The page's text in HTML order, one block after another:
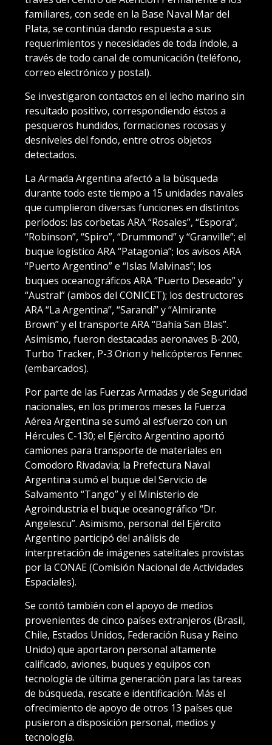
familiares, con sede en la Base Naval Mar del
Plata, se continúa dando respuesta a sus
requerimientos y necesidades de toda índole, a
través de todo canal de comunicación (teléfono,
correo electrónico y postal).
Se investigaron contactos en el lecho marino sin
resultado positivo, correspondiendo éstos a
pesqueros hundidos, formaciones rocosas y
desniveles del fondo, entre otros objetos
detectados.
La Armada Argentina afectó a la búsqueda
durante todo este tiempo a 15 unidades navales
que cumplieron diversas funciones en distintos
períodos: las corbetas ARA “Rosales”, “Espora”,
“Robinson”, “Spiro”, “Drummond” y “Granville”; el
buque logístico ARA “Patagonia”; los avisos ARA
“Puerto Argentino” e “Islas Malvinas”; los
buques oceanográficos ARA “Puerto Deseado” y
“Austral” (ambos del CONICET); los destructores
ARA “La Argentina”, “Sarandí” y “Almirante
Brown” y el transporte ARA “Bahía San Blas”.
Asimismo, fueron destacadas aeronaves B-200,
Turbo Tracker, P-3 Orion y helicópteros Fennec
(embarcados).
Por parte de las Fuerzas Armadas y de Seguridad
nacionales, en los primeros meses la Fuerza
Aérea Argentina se sumó al esfuerzo con un
Hércules C-130; el Ejército Argentino aportó
camiones para transporte de materiales en
Comodoro Rivadavia; la Prefectura Naval
Argentina sumó el buque del Servicio de
Salvamento “Tango” y el Ministerio de
Agroindustria el buque oceanográfico “Dr.
Angelescu”. Asimismo, personal del Ejército
Argentino participó del análisis de
interpretación de imágenes satelitales provistas
por la CONAE (Comisión Nacional de Actividades
Espaciales).
Se contó también con el apoyo de medios
provenientes de cinco países extranjeros (Brasil,
Chile, Estados Unidos, Federación Rusa y Reino
Unido) que aportaron personal altamente
calificado, aviones, buques y equipos con
tecnología de última generación para las tareas
de búsqueda, rescate e identificación. Más el
ofrecimiento de apoyo de otros 13 países que
pusieron a disposición personal, medios y
tecnología.